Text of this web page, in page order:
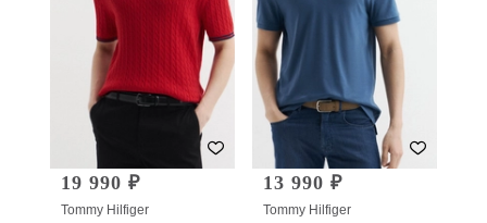
19 990 ₽
Tommy Hilfiger
13 990 ₽
Tommy Hilfiger